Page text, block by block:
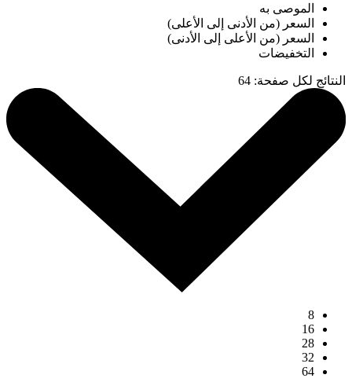
الموصى به
السعر (من الأدنى إلى الأعلى)
السعر (من الأعلى إلى الأدنى)
التخفيضات
النتائج لكل صفحة:
64
8
16
28
32
64